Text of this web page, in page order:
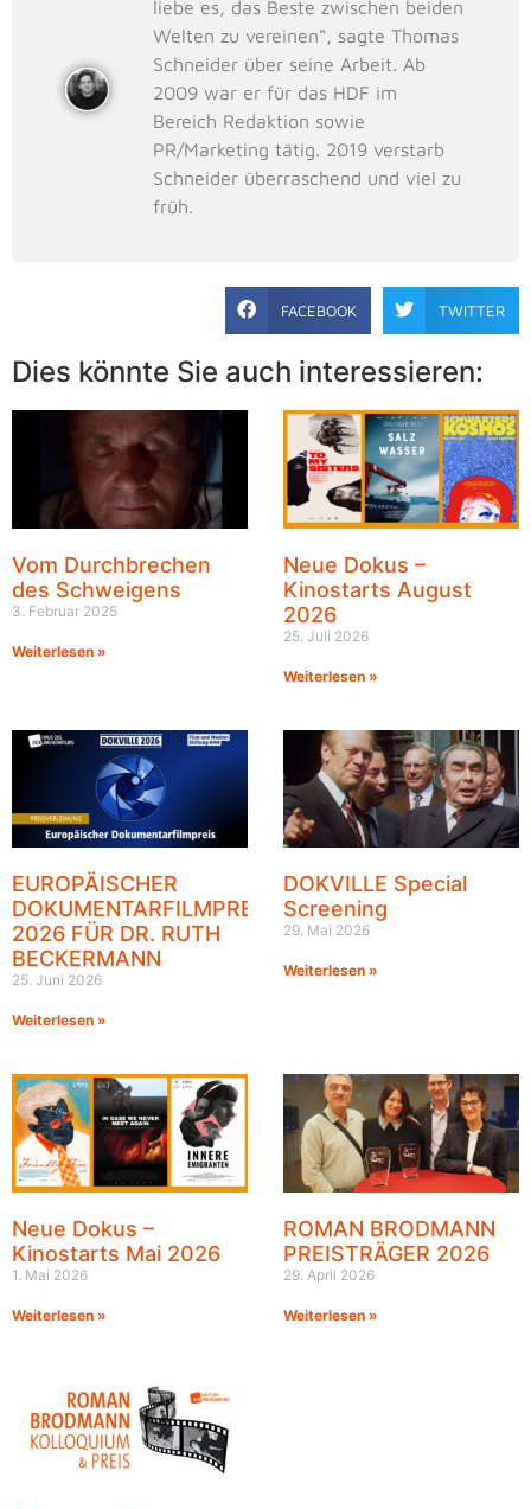
liebe es, das Beste zwischen beiden
Welten zu vereinen“, sagte Thomas
Schneider über seine Arbeit. Ab
2009 war er für das HDF im
Bereich Redaktion sowie
PR/Marketing tätig. 2019 verstarb
Schneider überraschend und viel zu
früh.
FACEBOOK TWITTER
Dies könnte Sie auch interessieren:
Vom Durchbrechen
des Schweigens
3. Februar 2025
Weiterlesen »
Neue Dokus –
Kinostarts August
2026
25. Juli 2026
Weiterlesen »
EUROPÄISCHER
DOKUMENTARFILMPREIS
2026 FÜR DR. RUTH
BECKERMANN
25. Juni 2026
Weiterlesen »
DOKVILLE Special
Screening
29. Mai 2026
Weiterlesen »
Neue Dokus –
Kinostarts Mai 2026
1. Mai 2026
Weiterlesen »
ROMAN BRODMANN
PREISTRÄGER 2026
29. April 2026
Weiterlesen »